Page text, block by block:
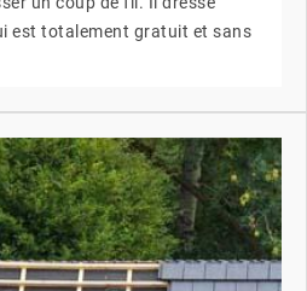
est totalement gratuit et sans